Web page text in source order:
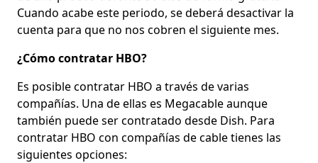
Cuando acabe este periodo, se deberá desactivar la
cuenta para que no nos cobren el siguiente mes.
¿Cómo contratar HBO?
Es posible contratar HBO a través de varias
compañías. Una de ellas es Megacable aunque
también puede ser contratado desde Dish. Para
contratar HBO con compañías de cable tienes las
siguientes opciones: